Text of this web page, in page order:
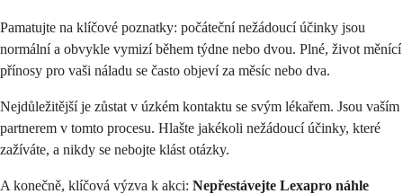
Pamatujte na klíčové poznatky: počáteční nežádoucí účinky jsou
normální a obvykle vymizí během týdne nebo dvou. Plné, život měnící
přínosy pro vaši náladu se často objeví za měsíc nebo dva.
Nejdůležitější je zůstat v úzkém kontaktu se svým lékařem. Jsou vaším
partnerem v tomto procesu. Hlašte jakékoli nežádoucí účinky, které
zažíváte, a nikdy se nebojte klást otázky.
A konečně, klíčová výzva k akci: Nepřestávejte Lexapro náhle